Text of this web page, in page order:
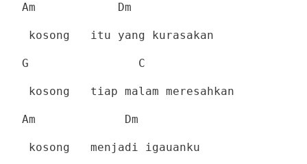
Am Dm
kosong itu yang kurasakan
G C
kosong tiap malam meresahkan
Am Dm
kosong menjadi igauanku